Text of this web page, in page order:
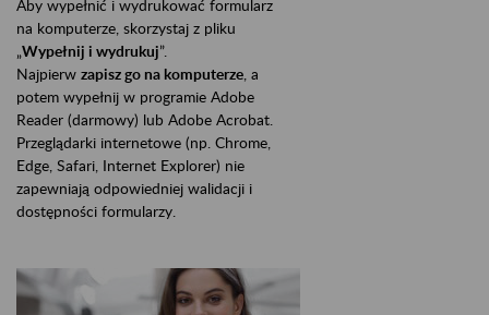
Aby wypełnić i wydrukować formularz
na komputerze, skorzystaj z pliku
„Wypełnij i wydrukuj”.
Najpierw zapisz go na komputerze , a
potem wypełnij w programie Adobe
Reader (darmowy) lub Adobe Acrobat.
Przeglądarki internetowe (np. Chrome,
Edge, Safari, Internet Explorer) nie
zapewniają odpowiedniej walidacji i
dostępności formularzy.